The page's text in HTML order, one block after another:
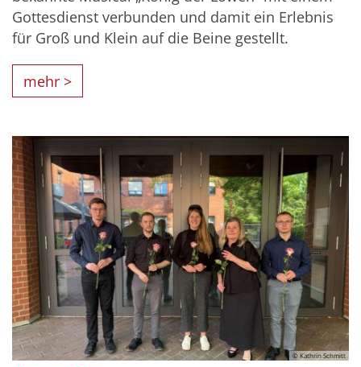
Gottesdienst verbunden und damit ein Erlebnis
für Groß und Klein auf die Beine gestellt.
mehr >
© Kathrin Schmitt